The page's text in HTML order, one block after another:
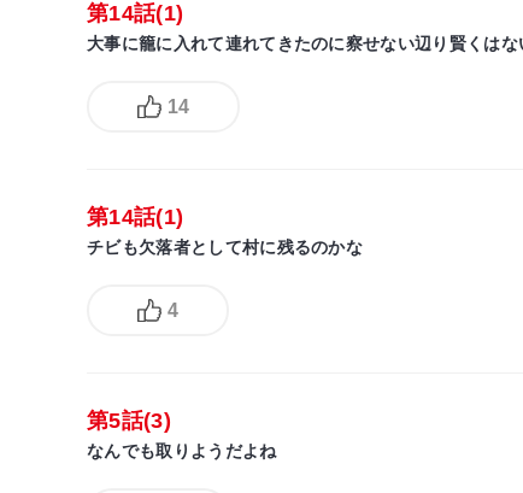
第14話(1)
大事に籠に入れて連れてきたのに察せない辺り賢くはな
14
第14話(1)
チビも欠落者として村に残るのかな
4
第5話(3)
なんでも取りようだよね